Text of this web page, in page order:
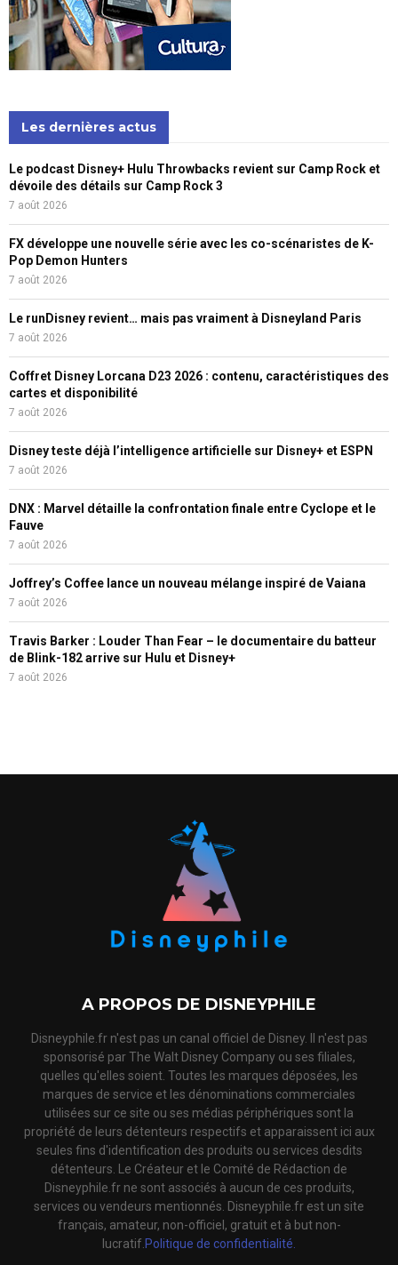
Les dernières actus
Le podcast Disney+ Hulu Throwbacks revient sur Camp Rock et
dévoile des détails sur Camp Rock 3
7 août 2026
FX développe une nouvelle série avec les co-scénaristes de K-
Pop Demon Hunters
7 août 2026
Le runDisney revient… mais pas vraiment à Disneyland Paris
7 août 2026
Coffret Disney Lorcana D23 2026 : contenu, caractéristiques des
cartes et disponibilité
7 août 2026
Disney teste déjà l’intelligence artificielle sur Disney+ et ESPN
7 août 2026
DNX : Marvel détaille la confrontation finale entre Cyclope et le
Fauve
7 août 2026
Joffrey’s Coffee lance un nouveau mélange inspiré de Vaiana
7 août 2026
Travis Barker : Louder Than Fear – le documentaire du batteur
de Blink-182 arrive sur Hulu et Disney+
7 août 2026
A PROPOS DE DISNEYPHILE
Disneyphile.fr n'est pas un canal officiel de Disney. Il n'est pas
sponsorisé par The Walt Disney Company ou ses filiales,
quelles qu'elles soient. Toutes les marques déposées, les
marques de service et les dénominations commerciales
utilisées sur ce site ou ses médias périphériques sont la
propriété de leurs détenteurs respectifs et apparaissent ici aux
seules fins d'identification des produits ou services desdits
détenteurs. Le Créateur et le Comité de Rédaction de
Disneyphile.fr ne sont associés à aucun de ces produits,
services ou vendeurs mentionnés. Disneyphile.fr est un site
français, amateur, non-officiel, gratuit et à but non-
lucratif.Politique de confidentialité.